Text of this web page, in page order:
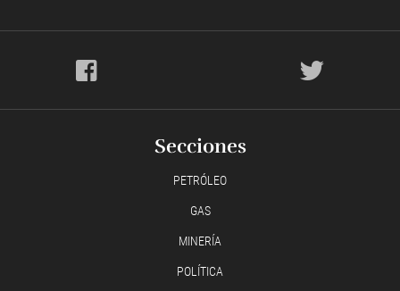
Secciones
PETRÓLEO
GAS
MINERÍA
POLÍTICA